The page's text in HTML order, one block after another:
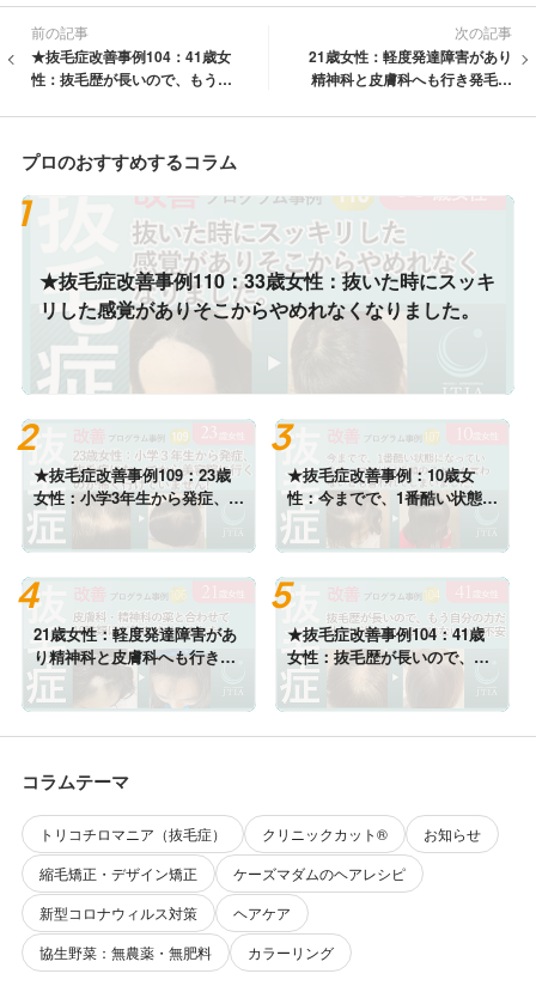
前の記事
★抜毛症改善事例104：41歳女
性：抜毛歴が長いので、もう自
次の記事
21歳女性：軽度発達障害があり
精神科と皮膚科へも行き発毛に
プロのおすすめするコラム
★抜毛症改善事例110：33歳女性：抜いた時にスッキ
リした感覚がありそこからやめれなくなりました。
★抜毛症改善事例109：23歳
女性：小学3年生から発症、抜
毛症になり美容院に行くのが
怖く・・・
★抜毛症改善事例：10歳女
性：今までで、1番酷い状態に
なっています。ママは最近頭
のことしか言わないとも言わ
21歳女性：軽度発達障害があ
り精神科と皮膚科へも行き発
毛に良いと色々サプリと薬を
紹介されて・・・
★抜毛症改善事例104：41歳
女性：抜毛歴が長いので、も
う自分の力だけでは治らない
のではないかと不安
コラムテーマ
トリコチロマニア（抜毛症） クリニックカット®
お知らせ
縮毛矯正・デザイン矯正
ケーズマダムのヘアレシピ
新型コロナウィルス対策
ヘアケア
協生野菜：無農薬・無肥料
カラーリング